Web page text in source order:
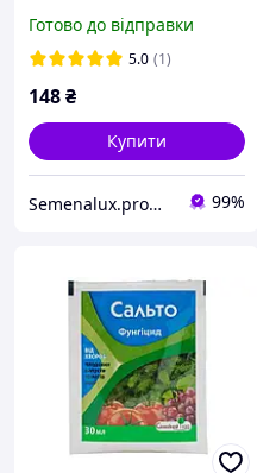
старт для здоров я
вашого саду
Готово до відправки
5.0 (1)
148₴
Купити
Semenalux.prom.ua 99%